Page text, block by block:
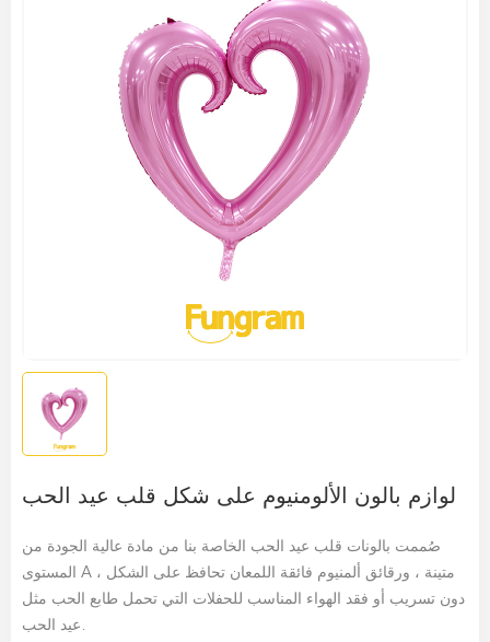
لوازم بالون الألومنيوم على شكل قلب عيد الحب
صُممت بالونات قلب عيد الحب الخاصة بنا من مادة عالية الجودة من
المستوى A ، متينة ، ورقائق ألمنيوم فائقة اللمعان تحافظ على الشكل
دون تسريب أو فقد الهواء المناسب للحفلات التي تحمل طابع الحب مثل
عيد الحب.